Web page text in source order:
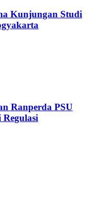
Kunjungan Studi
Ranperda PSU